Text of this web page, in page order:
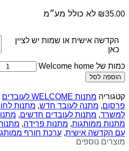
₪35.00 לא כולל מע״מ
הקדשה אישית או שמות יש לציין
כאן
כמות של Welcome home
הוספה לסל
קטגוריה מתנות WELCOME לעובדים
פרסום, מתנה לעובד חדש, מתנות
למשרד, מתנות לעובדים חדשים,
מתנות ממותגות, מתנות פרידה,
עם הקדשה אישית, ערכת חורף
מוצרים נוספים